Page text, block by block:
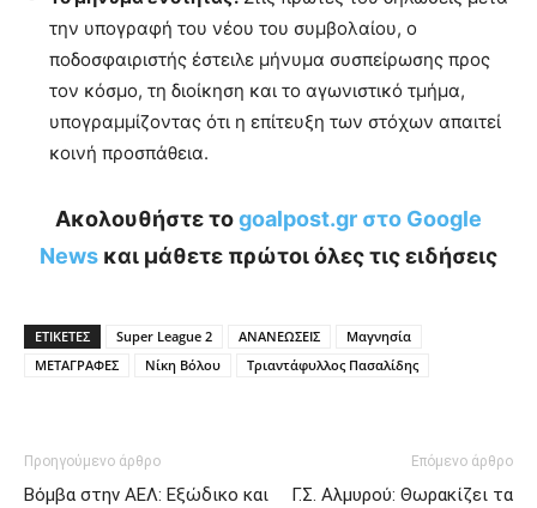
την υπογραφή του νέου του συμβολαίου, ο
ποδοσφαιριστής έστειλε μήνυμα συσπείρωσης προς
τον κόσμο, τη διοίκηση και το αγωνιστικό τμήμα,
υπογραμμίζοντας ότι η επίτευξη των στόχων απαιτεί
κοινή προσπάθεια.
Ακολουθήστε τοgoalpost.gr στο Google
News και μάθετε πρώτοι όλες τις ειδήσεις
ΕΤΙΚΕΤΕΣ Super League 2 ΑΝΑΝΕΩΣΕΙΣ
Μαγνησία
ΜΕΤΑΓΡΑΦΕΣ
Νίκη Βόλου Τριαντάφυλλος Πασαλίδης
Προηγούμενο άρθρο
Βόμβα στην ΑΕΛ: Εξώδικο και
Επόμενο άρθρο
Γ.Σ. Αλμυρού: Θωρακίζει τα